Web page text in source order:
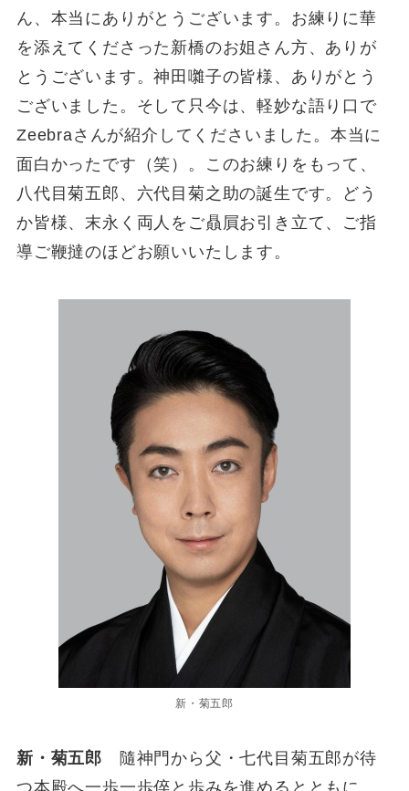
ん、本当にありがとうございます。お練りに華
を添えてくださった新橋のお姐さん方、ありが
とうございます。神田囃子の皆様、ありがとう
ございました。そして只今は、軽妙な語り口で
Zeebraさんが紹介してくださいました。本当に
面白かったです（笑）。このお練りをもって、
八代目菊五郎、六代目菊之助の誕生です。どう
か皆様、末永く両人をご贔屓お引き立て、ご指
導ご鞭撻のほどお願いいたします。
新・菊五郎
新・菊五郎 隨神門から父・七代目菊五郎が待
つ本殿へ一歩一歩倅と歩みを進めるとともに、